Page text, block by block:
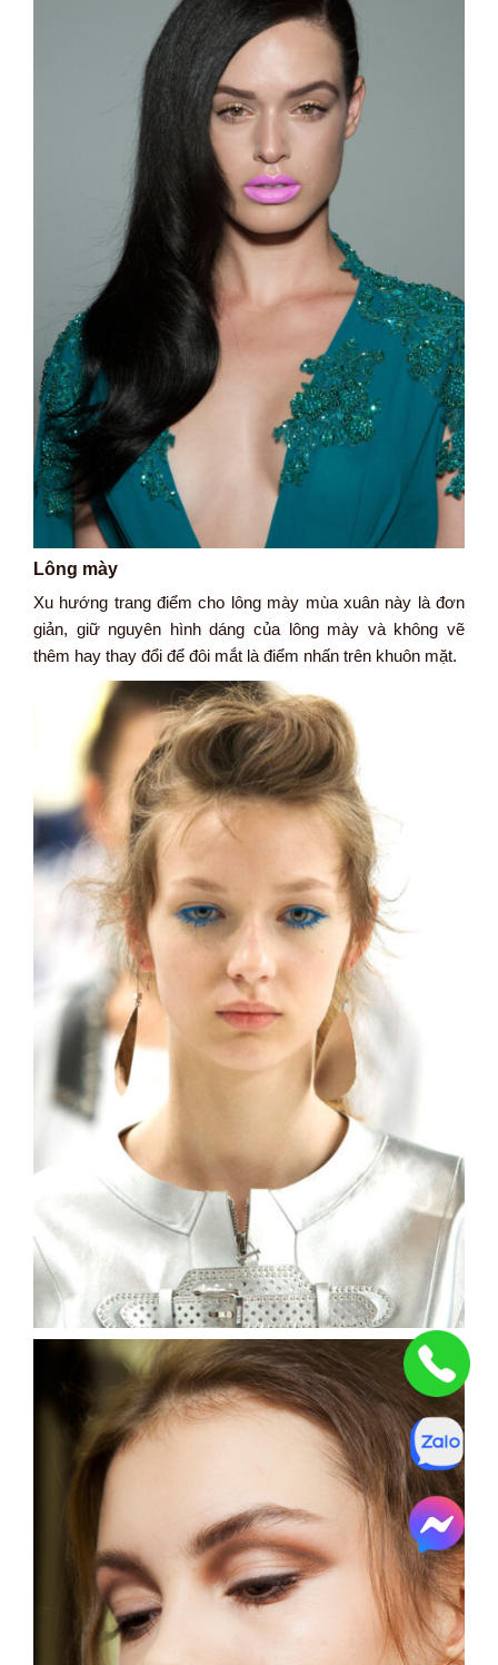
Lông mày
Xu hướng trang điểm cho lông mày mùa xuân này là đơn
giản, giữ nguyên hình dáng của lông mày và không vẽ
thêm hay thay đổi để đôi mắt là điểm nhấn trên khuôn mặt.